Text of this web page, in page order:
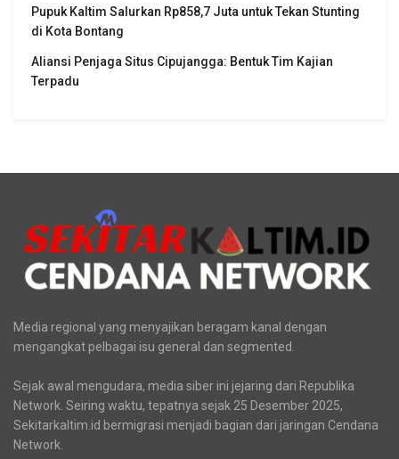
Pupuk Kaltim Salurkan Rp858,7 Juta untuk Tekan Stunting
di Kota Bontang
Aliansi Penjaga Situs Cipujangga: Bentuk Tim Kajian
Terpadu
Media regional yang menyajikan beragam kanal dengan
mengangkat pelbagai isu general dan segmented.
Sejak awal mengudara, media siber ini jejaring dari Republika
Network. Seiring waktu, tepatnya sejak 25 Desember 2025,
Sekitarkaltim.id bermigrasi menjadi bagian dari jaringan Cendana
Network.